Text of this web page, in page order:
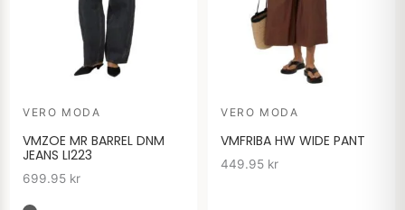
VERO MODA
VMZOE MR BARREL DNM
JEANS LI223
699.95 kr
VERO MODA
VMFRIBA HW WIDE PANT
449.95 kr